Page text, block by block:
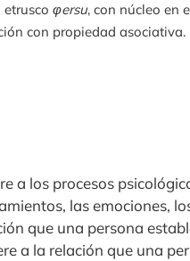
etrusco φersu, con núcleo en
con propiedad asociativa.
a los procesos
las emociones,
que una persona
a la relación que una